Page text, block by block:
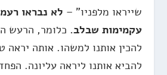
שייראו מלפניו" – לא נבראו
עקמימות שבלב. כלומר, הרעש
להכין אותנו למשהו. אותה יראה
להביא אותנו ליראה עליונה.